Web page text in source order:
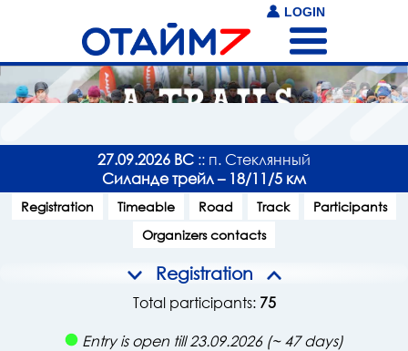
LOGIN
27.09.2026 ВС :: п. Стеклянный
Силанде трейл – 18/11/5 км
Registration Timeable Road Track
Participants
Organizers contacts
Registration
Total participants: 75
Entry is open till 23.09.2026 (~ 47 days)